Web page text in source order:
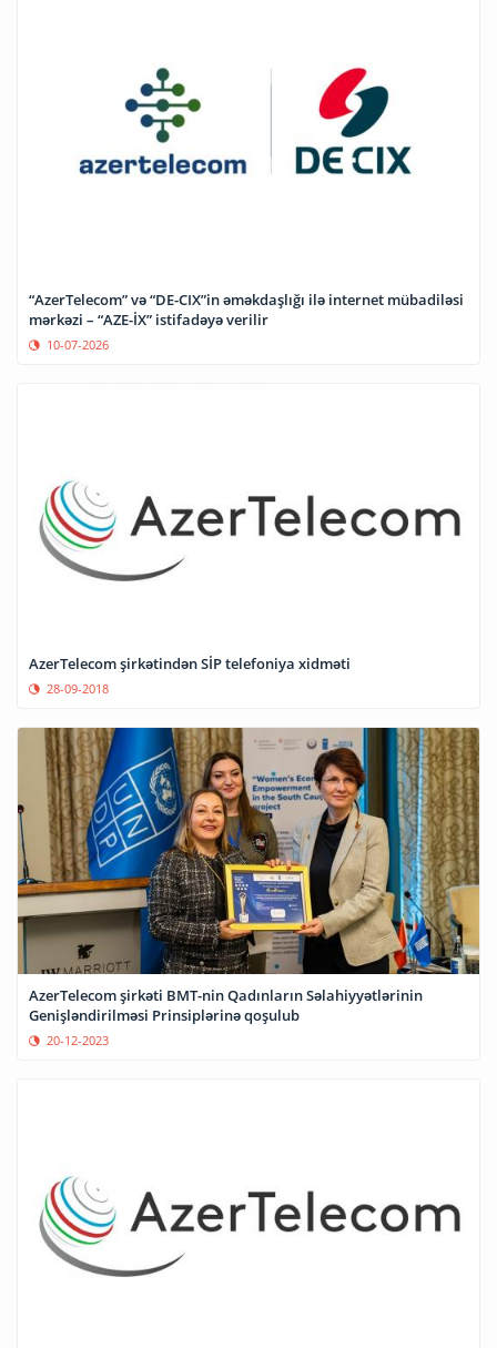
“AzerTelecom” və “DE-CIX”in əməkdaşlığı ilə internet mübadiləsi
mərkəzi – “AZE-İX” istifadəyə verilir
10-07-2026
AzerTelecom şirkətindən SİP telefoniya xidməti
28-09-2018
AzerTelecom şirkəti BMT-nin Qadınların Səlahiyyətlərinin
20-12-2023